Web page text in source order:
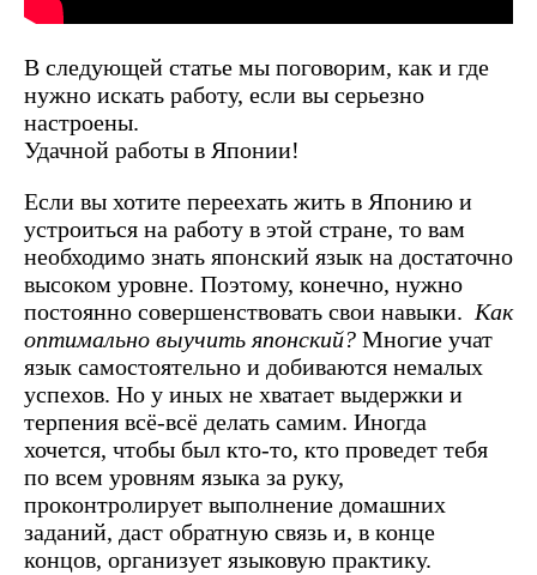
В следующей статье мы поговорим, как и где
нужно искать работу, если вы серьезно
настроены.
Удачной работы в Японии!
Если вы хотите переехать жить в Японию и
устроиться на работу в этой стране, то вам
необходимо знать японский язык на достаточно
высоком уровне. Поэтому, конечно, нужно
постоянно совершенствовать свои навыки. Как
оптимально выучить японский? Многие учат
язык самостоятельно и добиваются немалых
успехов. Но у иных не хватает выдержки и
терпения всё-всё делать самим. Иногда
хочется, чтобы был кто-то, кто проведет тебя
по всем уровням языка за руку,
проконтролирует выполнение домашних
заданий, даст обратную связь и, в конце
концов, организует языковую практику.